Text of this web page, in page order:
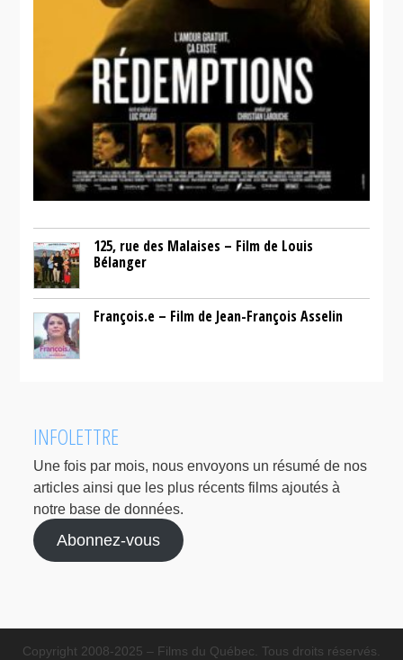
125, rue des Malaises – Film de Louis
Bélanger
François.e – Film de Jean-François Asselin
INFOLETTRE
Une fois par mois, nous envoyons un résumé de nos
articles ainsi que les plus récents films ajoutés à
notre base de données.
Abonnez-vous
Copyright 2008-2025 – Films du Québec. Tous droits réservés.